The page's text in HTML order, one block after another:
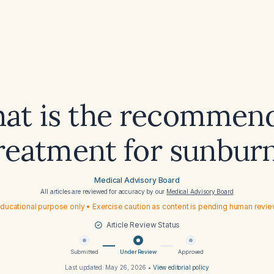
is the
for
Medical Advisory Board
All articles are reviewed for accuracy by our Medical Advisory Board
purpose only • Exercise caution as content is pending human
Article Review Status
Submitted Under Review Approved
Last updated: May 26, 2026 • View editorial policy